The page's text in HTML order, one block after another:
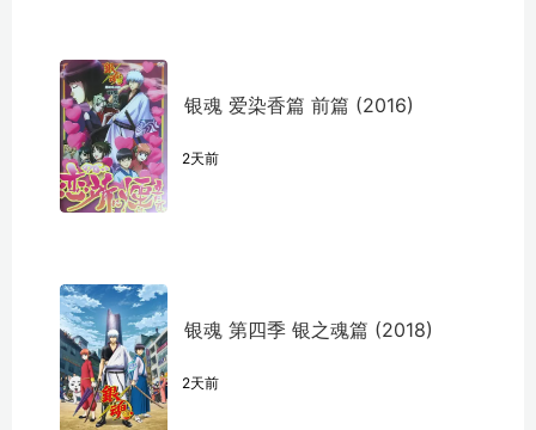
银魂 爱染香篇 前篇 (2016)
2天前
银魂 第四季 银之魂篇 (2018)
2天前